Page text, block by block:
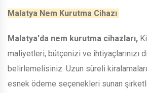
Malatya Nem Kurutma Cihazı
Malatya'da nem kurutma cihazları,
maliyetleri, bütçenizi ve ihtiyaçlarınızı
belirlemelisiniz. Uzun süreli
esnek ödeme seçenekleri sunan